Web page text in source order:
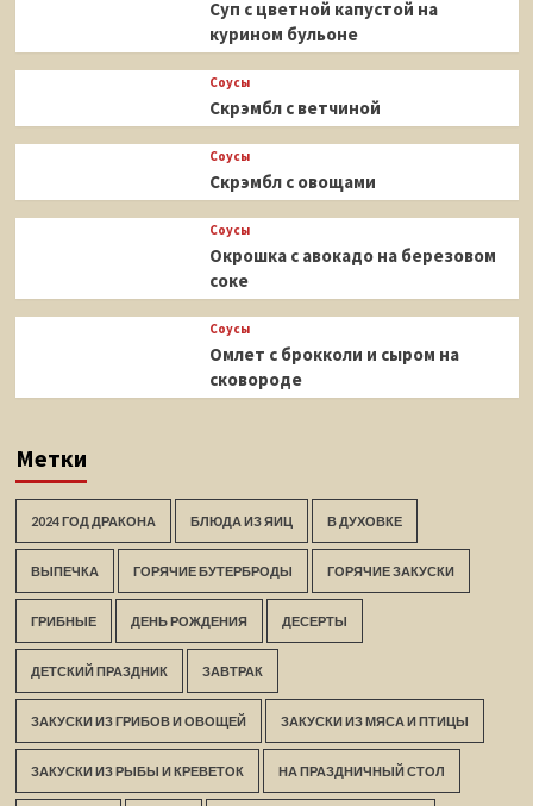
Суп с цветной капустой на
курином бульоне
Соусы
Скрэмбл с ветчиной
Соусы
Скрэмбл с овощами
Соусы
Окрошка с авокадо на березовом
соке
Соусы
Омлет с брокколи и сыром на
сковороде
Метки
2024 ГОД ДРАКОНА БЛЮДА ИЗ ЯИЦ В ДУХОВКЕ
ВЫПЕЧКА ГОРЯЧИЕ БУТЕРБРОДЫ ГОРЯЧИЕ ЗАКУСКИ
ГРИБНЫЕ ДЕНЬ РОЖДЕНИЯ ДЕСЕРТЫ
ДЕТСКИЙ ПРАЗДНИК ЗАВТРАК
ЗАКУСКИ ИЗ ГРИБОВ И ОВОЩЕЙ ЗАКУСКИ ИЗ МЯСА И ПТИЦЫ
ЗАКУСКИ ИЗ РЫБЫ И КРЕВЕТОК НА ПРАЗДНИЧНЫЙ СТОЛ